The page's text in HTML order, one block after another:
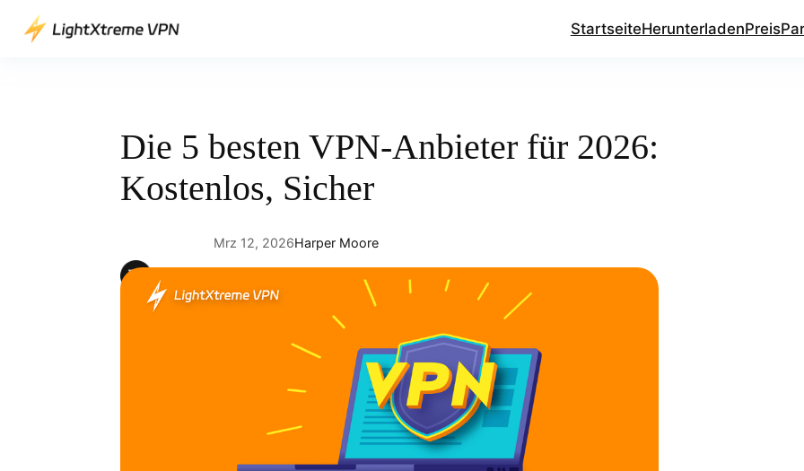
Direkt
zum
StartseiteHerunterladenPreis
Die 5 besten VPN-Anbieter für 2026:
Kostenlos, Sicher
Mrz 12, 2026Harper Moore